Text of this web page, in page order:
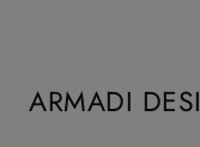
ARMADI